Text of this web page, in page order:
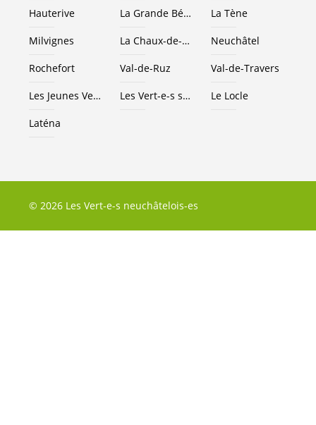
Hauterive La Grande Béroche La Tène
Milvignes La Chaux-de-Fonds Neuchâtel
Rochefort Val-de-Ruz Val-de-Travers
Les Jeunes Vert-e-s NE
Les Vert-e-s suisses Le Locle
Laténa
© 2026 Les Vert-e-s neuchâtelois-es